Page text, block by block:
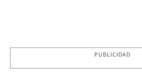
PUBLICIDAD